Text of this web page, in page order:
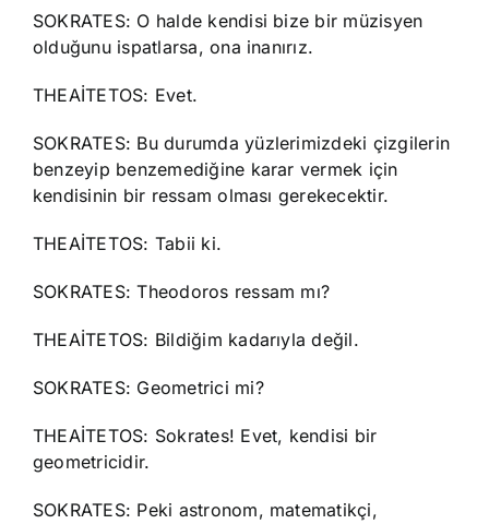
SOKRATES: O halde kendisi bize bir müzisyen
olduğunu ispatlarsa, ona inanırız.
THEAİTETOS: Evet.
SOKRATES: Bu durumda yüzlerimizdeki çizgilerin
benzeyip benzemediğine karar vermek için
kendisinin bir ressam olması gerekecektir.
THEAİTETOS: Tabii ki.
SOKRATES: Theodoros ressam mı?
THEAİTETOS: Bildiğim kadarıyla değil.
SOKRATES: Geometrici mi?
THEAİTETOS: Sokrates! Evet, kendisi bir
geometricidir.
SOKRATES: Peki astronom, matematikçi,